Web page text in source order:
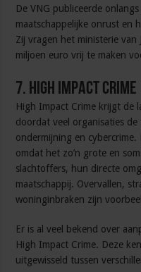
De VNG publiceerde
maatschappelijke onrust en
Zij vragen het ministerie van
miljoen euro vrij te maken
7. High impact crime
High Impact Crime krijgt de
doordat veel organisaties
ondermijning en
omdat het zo’n grote en
slachtoffers, hun directe
maatschappij. Overvallen,
woninginbraken zijn
Er is al veel bekend over
High Impact Crime. Deze
uitgewisseld tussen